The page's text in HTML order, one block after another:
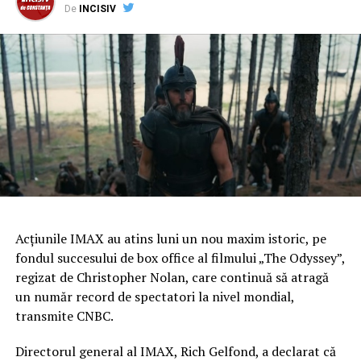
> Programare RMN Cluj
ARTICOLE PE ACEIASI TEMA:
URMATORUL
Velonova Mirage, primul muzeu 3D din România, a atras
circa 6.000 de vizitatori în primele trei luni din 2025.
Până la 19% din aceștia au fost străini
NU RATATI
redefinește îngrijirea seniorilor
De
INCISIV
Acţiunile IMAX au atins luni un nou maxim istoric, pe
fondul succesului de box office al filmului „The Odyssey”,
regizat de Christopher Nolan, care continuă să atragă
un număr record de spectatori la nivel mondial,
transmite CNBC.
Directorul general al IMAX, Rich Gelfond, a declarat că